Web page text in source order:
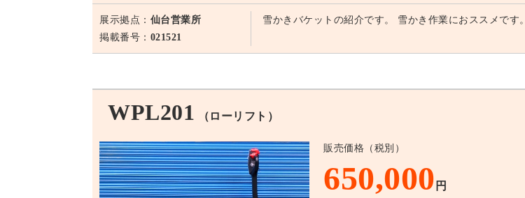
展示拠点： 仙台営業所
掲載番号： 021521
雪かきバケットの紹介です。 雪かき作業におススメです。
WPL201 （ローリフト）
販売価格（税別）
650,000 円